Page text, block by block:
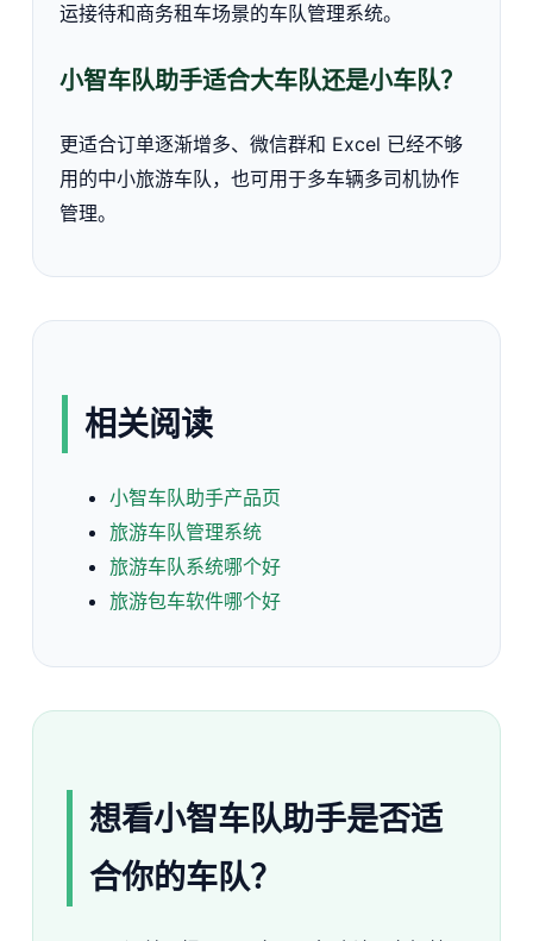
运接待和商务租车场景的车队管理系统。
小智车队助手适合大车队还是小车队？
更适合订单逐渐增多、微信群和 Excel 已经不够
用的中小旅游车队，也可用于多车辆多司机协作
管理。
相关阅读
小智车队助手产品页
旅游车队管理系统
旅游车队系统哪个好
旅游包车软件哪个好
想看小智车队助手是否适
合你的车队？